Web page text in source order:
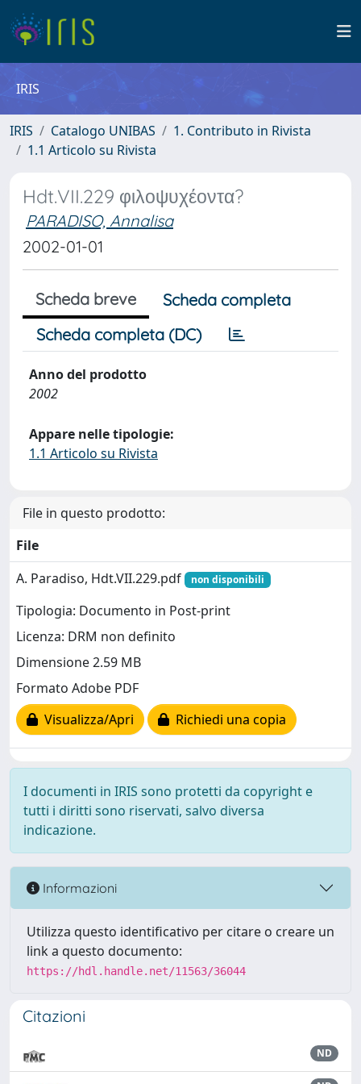
IRIS
IRIS Catalogo UNIBAS
1. Contributo in Rivista
1.1 Articolo su Rivista
Hdt.VII.229 φιλοψυχέοντα?
PARADISO, Annalisa
2002-01-01
Scheda breve
Scheda completa
Scheda completa (DC)
Anno del prodotto
2002
Appare nelle tipologie:
1.1 Articolo su Rivista
File in questo prodotto:
File
A. Paradiso, Hdt.VII.229.pdf
non disponibili
Tipologia: Documento in Post-print
Licenza: DRM non definito
Dimensione 2.59 MB
Formato Adobe PDF
Visualizza/Apri
Richiedi una copia
I documenti in IRIS sono protetti da copyright e
tutti i diritti sono riservati, salvo diversa
indicazione.
Informazioni
Utilizza questo identificativo per citare o creare un
link a questo documento:
https://hdl.handle.net/11563/36044
Citazioni
ND